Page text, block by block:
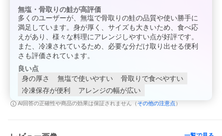
誰もが安心して食べられるように
製造加工で保存料や着色料は使用しておりません。
〜真心〜
お客様の声を基にチャック付き袋包装にリニューアルしました
これからもお客様に寄り添った企業を目指します。
■お礼品の内容について
・【訳あり】チリ産骨取り銀さけ(無塩)[2kg]
原産地:チリ/加工地:千葉県銚子市
賞味期限:製造日から1年
■原材料・成分
無塩・骨取りの鮭が高評価
多くのユーザーが、無塩で骨取りの鮭の品質や使い勝手に
満足しています。身が厚く、サイズも大きいため、食べ応
えがあり、様々な料理にアレンジしやすい点が好評です。
また、冷凍されているため、必要な分だけ取り出せる便利
さも評価されています。
良い点
身の厚さ
無塩で使いやすい
骨取りで食べやすい
冷凍保存が便利
アレンジの幅が広い
AI回答の正確性や商品の効果は保証されません（ その他の注意点 ）